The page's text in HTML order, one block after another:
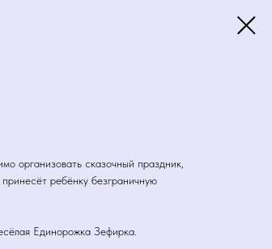
организовать сказочный праздник,
ребёнку безграничную
Единорожка Зефирка.